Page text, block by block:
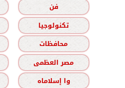
فن
تكنولوجيا
محافظات
مصر العظمى
وا إسلاماه